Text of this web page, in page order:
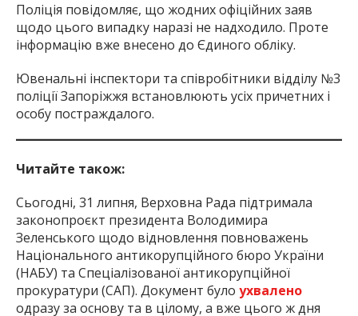
Поліція повідомляє, що жодних офіційних заяв
щодо цього випадку наразі не надходило. Проте
інформацію вже внесено до Єдиного обліку.
Ювенальні інспектори та співробітники відділу №3
поліції Запоріжжя встановлюють усіх причетних і
особу постраждалого.
Читайте також:
Сьогодні, 31 липня, Верховна Рада підтримала
законопроєкт президента Володимира
Зеленського щодо відновлення повноважень
Національного антикорупційного бюро України
(НАБУ) та Спеціалізованої антикорупційної
прокуратури (САП). Документ було ухвалено
одразу за основу та в цілому, а вже цього ж дня